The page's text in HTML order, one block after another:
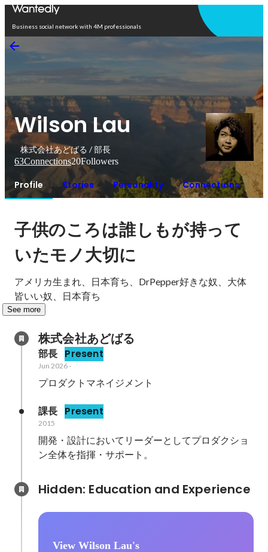
Business social network with 4M professionals
Wilson Lau
株式会社あどばる / 部長
63Connections20Followers
Profile Stories Personality Connections
子供のころは誰しもが持って
いたモノ大切に
アメリカ生まれ、日本育ち、DrPepper好きな奴、大体
皆いい奴、日本育ち
See more
株式会社あどばる
部長 Present
Jun 2026-
プロダクトマネイジメント
課長 Present
2015
開発・設計においてリーダーとしてプロダクショ
ン全体を指揮・サポート。
View Wilson Lau's